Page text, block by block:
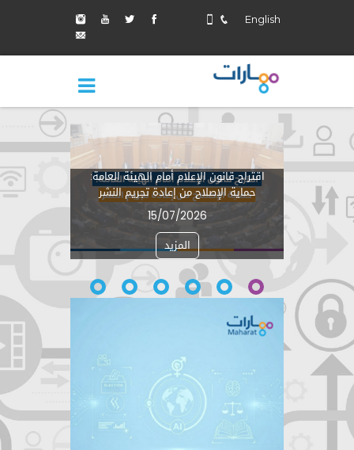
English
اقتراح قانون الإعلام أمام الهيئة العامة:
حماية الإصلاح من إعادة تجريم النشر
15/07/2026
المزيد
جوهر
بما